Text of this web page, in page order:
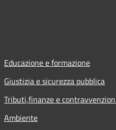
Educazione e formazione
Giustizia e sicurezza pubblica
Tributi,finanze e
Ambiente